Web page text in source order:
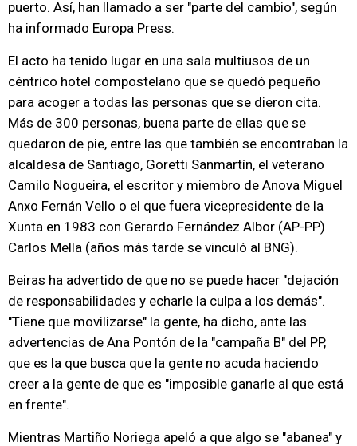
puerto. Así, han llamado a ser "parte del cambio", según
ha informado Europa Press.
El acto ha tenido lugar en una sala multiusos de un
céntrico hotel compostelano que se quedó pequeño
para acoger a todas las personas que se dieron cita.
Más de 300 personas, buena parte de ellas que se
quedaron de pie, entre las que también se encontraban la
alcaldesa de Santiago, Goretti Sanmartín, el veterano
Camilo Nogueira, el escritor y miembro de Anova Miguel
Anxo Fernán Vello o el que fuera vicepresidente de la
Xunta en 1983 con Gerardo Fernández Albor (AP-PP)
Carlos Mella (años más tarde se vinculó al BNG).
Beiras ha advertido de que no se puede hacer "dejación
de responsabilidades y echarle la culpa a los demás".
"Tiene que movilizarse" la gente, ha dicho, ante las
advertencias de Ana Pontón de la "campaña B" del PP,
que es la que busca que la gente no acuda haciendo
creer a la gente de que es "imposible ganarle al que está
en frente".
Mientras Martiño Noriega apeló a que algo se "abanea" y